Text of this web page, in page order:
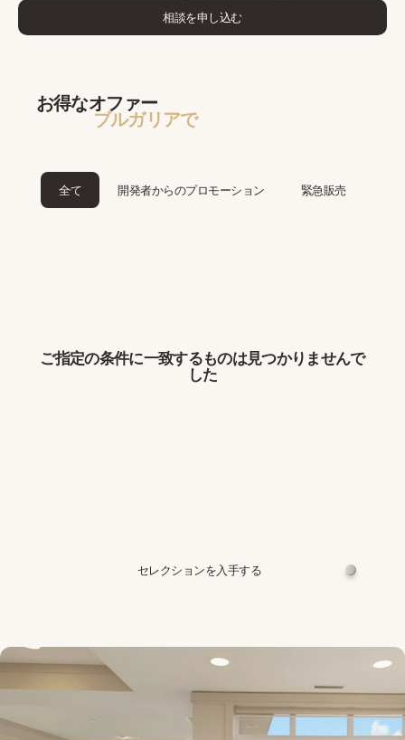
相談を申し込む
お得なオファー
ブルガリアで
全て 開発者からのプロモーション 緊急販売
ご指定の条件に一致するものは見つかりませんで
した
セレクションを入手する